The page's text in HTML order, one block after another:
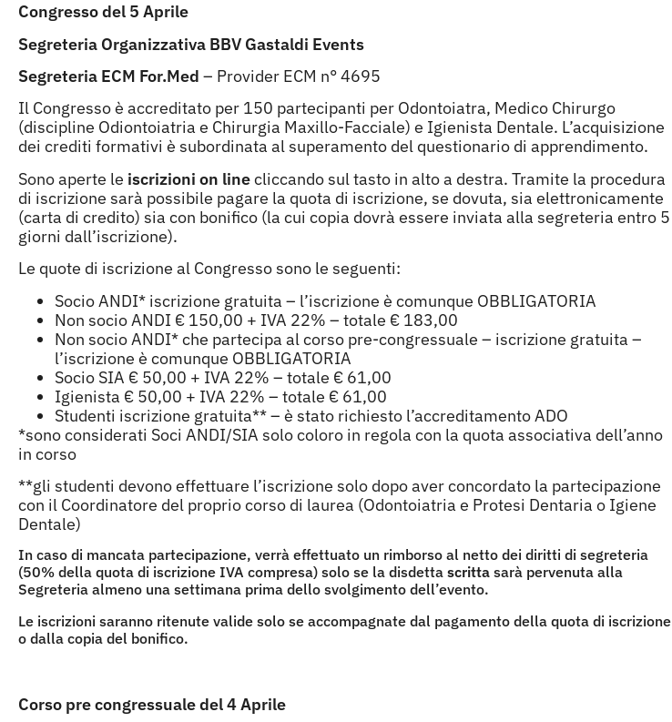
Congresso del 5 Aprile
Segreteria Organizzativa BBV Gastaldi Events
Segreteria ECM For.Med – Provider ECM n° 4695
Il Congresso è accreditato per 150 partecipanti per Odontoiatra, Medico Chirurgo
(discipline Odiontoiatria e Chirurgia Maxillo-Facciale) e Igienista Dentale. L’acquisizione
dei crediti formativi è subordinata al superamento del questionario di apprendimento.
Sono aperte le iscrizioni on linecliccando sul tasto in alto a destra. Tramite la procedura
di iscrizione sarà possibile pagare la quota di iscrizione, se dovuta, sia elettronicamente
(carta di credito) sia con bonifico (la cui copia dovrà essere inviata alla segreteria entro 5
giorni dall’iscrizione).
Le quote di iscrizione al Congresso sono le seguenti:
Socio ANDI* iscrizione gratuita – l’iscrizione è comunque OBBLIGATORIA
Non socio ANDI € 150,00 + IVA 22% – totale € 183,00
Non socio ANDI* che partecipa al corso pre-congressuale – iscrizione gratuita –
l’iscrizione è comunque OBBLIGATORIA
Socio SIA € 50,00 + IVA 22% – totale € 61,00
Igienista € 50,00 + IVA 22% – totale € 61,00
Studenti iscrizione gratuita** – è stato richiesto l’accreditamento ADO
*sono considerati Soci ANDI/SIA solo coloro in regola con la quota associativa dell’anno
in corso
**gli studenti devono effettuare l’iscrizione solo dopo aver concordato la partecipazione
con il Coordinatore del proprio corso di laurea (Odontoiatria e Protesi Dentaria o Igiene
Dentale)
In caso di mancata partecipazione, verrà effettuato un rimborso al netto dei diritti di segreteria
(50% della quota di iscrizione IVA compresa) solo se la disdetta scritta sarà pervenuta alla
Segreteria almeno una settimana prima dello svolgimento dell’evento.
Le iscrizioni saranno ritenute valide solo se accompagnate dal pagamento della quota di iscrizione
o dalla copia del bonifico.
Corso pre congressuale del 4 Aprile